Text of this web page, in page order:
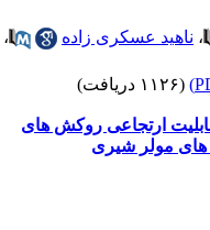
ناهید عسکری زاده
،
(۱۱۲۶ دریافت)
ارتجاعی روکش های